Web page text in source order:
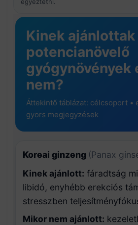
egyeztetni.
Kinek ajánlottak
potencianövelő
gyógynövények
nem?
Áttekintő táblázat: célcsoport •
gyors megjegyzések
Koreai ginzeng (Panax
Kinek ajánlott: fáradtság
libidó, enyhébb erekciós
stresszben
Mikor nem ajánlott: